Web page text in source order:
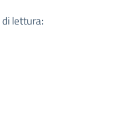
lettura: